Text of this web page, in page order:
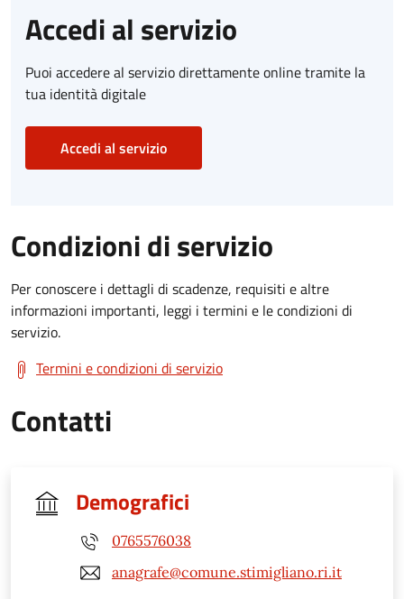
Accedi al servizio
Puoi accedere al servizio direttamente online tramite la
tua identità digitale
Accedi al servizio
Condizioni di servizio
Per conoscere i dettagli di scadenze, requisiti e altre
informazioni importanti, leggi i termini e le condizioni di
servizio.
Termini e condizioni di servizio
Contatti
Demografici
0765576038
anagrafe@comune.stimigliano.ri.it